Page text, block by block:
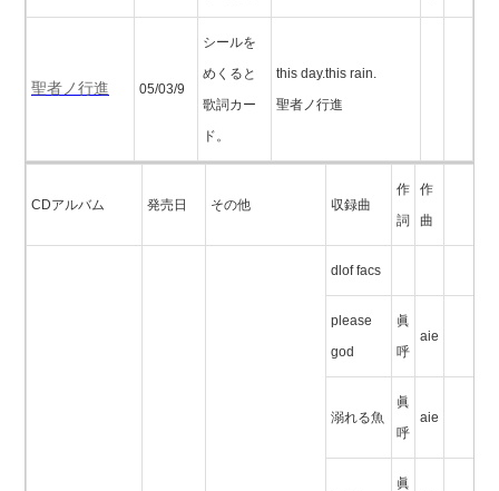
聖者ノ行進 05/03/9
シールを
めくると
歌詞カー
ド。
this day.this rain.
聖者ノ行進
CDアルバム 発売日 その他 収録曲
作
詞
作
曲
dlof facs
please
god
眞
呼
aie
溺れる魚
眞
呼
aie
眞